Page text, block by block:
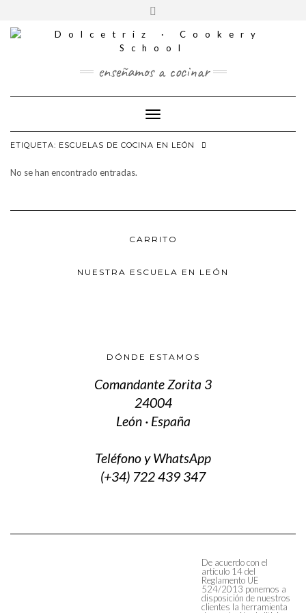
contenido
CONTACTO
SOCIALEScabecera
enseñamos a cocinar
Cambiar modo de navegación
ETIQUETA: ESCUELAS DE COCINA EN LEÓN
No se han encontrado entradas.
CARRITO
NUESTRA ESCUELA EN LEÓN
DÓNDE ESTAMOS
Comandante Zorita 3
24004
León · España
Teléfono y WhatsApp
(+34) 722 439 347
De acuerdo con el
artículo 14 del
Reglamento UE
524/2013 ponemos a
disposición de nuestros
clientes la herramienta